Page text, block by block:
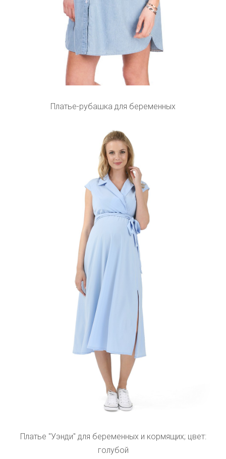
Платье-рубашка для беременных
Платье "Уэнди" для беременных и кормящих; цвет:
голубой